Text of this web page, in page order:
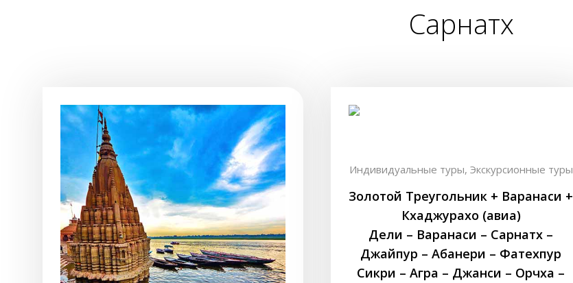
Сарнатх
Индивидуальные туры, Экскурсионные туры
Золотой Треугольник + Варанаси +
Кхаджурахо (авиа)
Дели – Варанаси – Сарнатх –
Джайпур – Абанери – Фатехпур
Сикри – Агра – Джанси – Орчха –